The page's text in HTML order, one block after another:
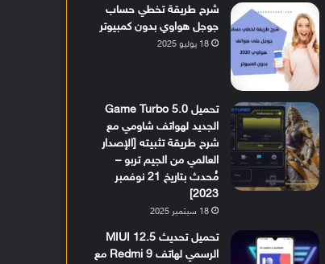
شرح طريقة تخطي حساب
جوجل هواوي بدون كمبيوتر
18 يوليو 2025
تحميل Game Turbo 5.0
الجديد لهواتف شاومي مع
شرح طريقة تثبيته [الإصدار
العالمي من الجيم تربو –
مُحدث بتاريخ 21 نوفمبر
2023]
18 سبتمبر 2025
تحميل تحديث MIUI 12.5
الرسمي لهاتف Redmi 9 مع